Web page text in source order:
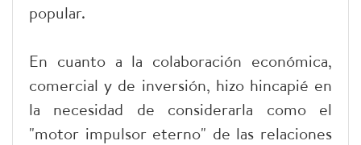
popular.
En cuanto a la colaboración económica,
comercial y de inversión, hizo hincapié en
la necesidad de considerarla como el
"motor impulsor eterno" de las relaciones